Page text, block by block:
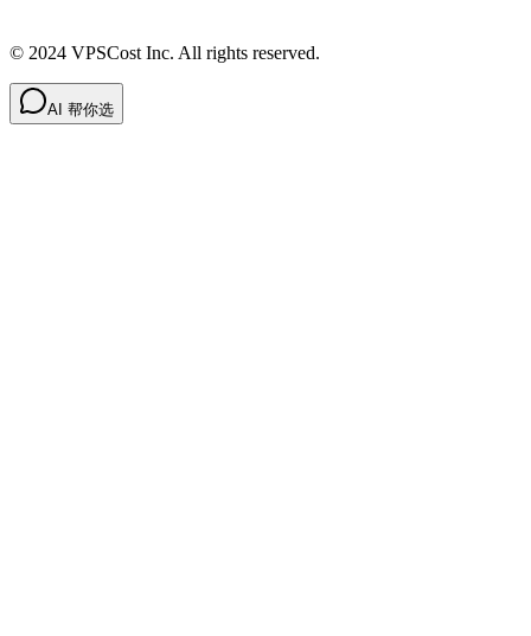
© 2024 VPSCost Inc. All rights reserved.
AI 帮你选